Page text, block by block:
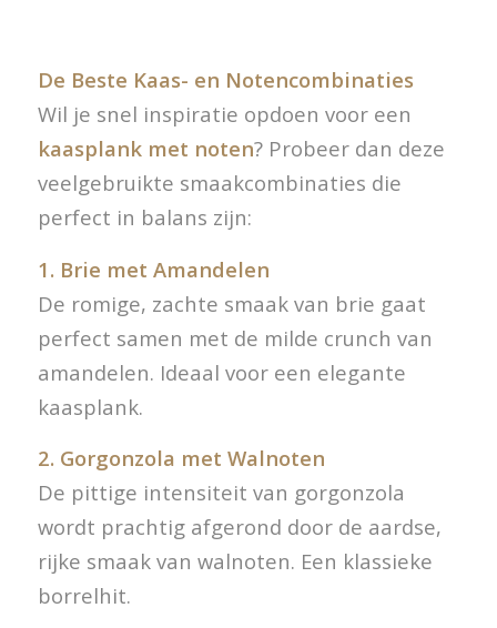
De Beste Kaas- en Notencombinaties
Wil je snel inspiratie opdoen voor een
kaasplank met noten? Probeer dan deze
veelgebruikte smaakcombinaties die
perfect in balans zijn:
1. Brie met Amandelen
De romige, zachte smaak van brie gaat
perfect samen met de milde crunch van
amandelen. Ideaal voor een elegante
kaasplank.
2. Gorgonzola met Walnoten
De pittige intensiteit van gorgonzola
wordt prachtig afgerond door de aardse,
rijke smaak van walnoten. Een klassieke
borrelhit.